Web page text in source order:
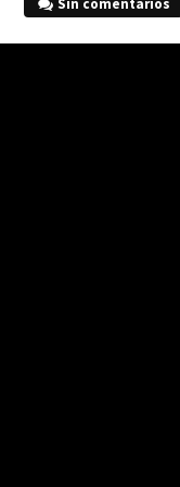
Sin comentarios